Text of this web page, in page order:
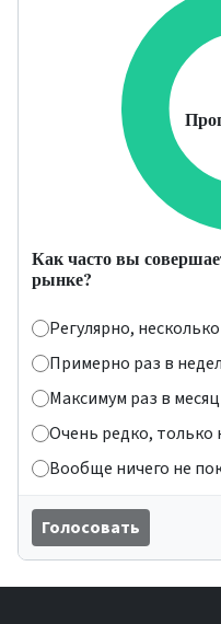
Как часто вы
рынке?
Регулярно,
Примерно раз в
Максимум раз в месяц
Очень редко, только
Вообще ничего не
Голосовать